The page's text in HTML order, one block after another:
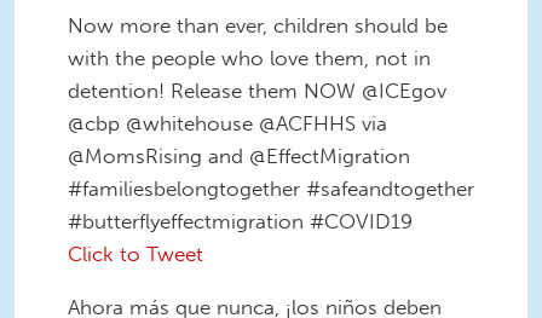
Now more than ever, children should be
with the people who love them, not in
detention! Release them NOW @ICEgov
@cbp @whitehouse @ACFHHS via
@MomsRising and @EffectMigration
#familiesbelongtogether #safeandtogether
#butterflyeffectmigration #COVID19
Click to Tweet
Ahora más que nunca, ¡los niños deben